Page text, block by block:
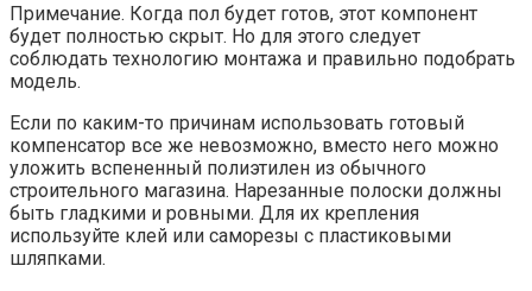
Примечание. Когда пол будет готов, этот компонент
будет полностью скрыт. Но для этого следует
соблюдать технологию монтажа и правильно подобрать
модель.
Если по каким-то причинам использовать готовый
компенсатор все же невозможно, вместо него можно
уложить вспененный полиэтилен из обычного
строительного магазина. Нарезанные полоски должны
быть гладкими и ровными. Для их крепления
используйте клей или саморезы с пластиковыми
шляпками.